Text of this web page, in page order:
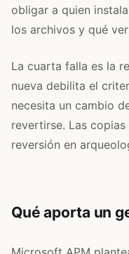
obligar a quien
los archivos y qué
La cuarta falla es la
nueva debilita el
necesita un cambio
revertirse. Las
reversión en
Qué aporta un